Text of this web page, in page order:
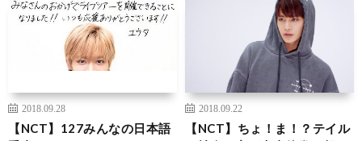
2018.09.28
【NCT】127みんなの日本語
2018.09.22
【NCT】ちょ！ま！？テイル